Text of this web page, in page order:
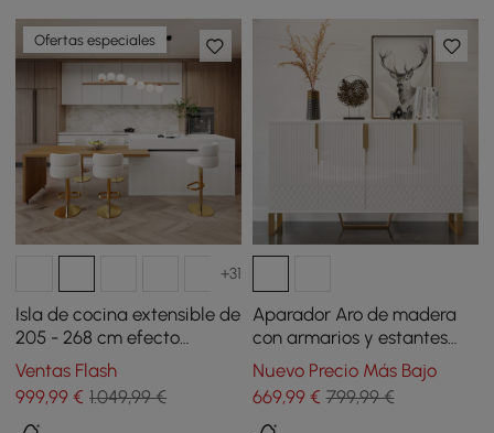
Ofertas especiales
+31
Isla de cocina extensible de
205 - 268 cm efecto
mármol con puertas y
cajones natural y blanco
Ventas Flash
999,99 € 1.049,99 €
Aparador Aro de madera
con armarios y estantes
regulables 150 cm blanco
Nuevo Precio Más Bajo
669,99€ 799,99 €